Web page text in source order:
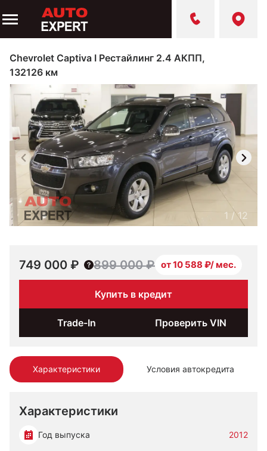
Chevrolet Captiva I Рестайлинг 2.4 АКПП,
132126 км
Характеристики Условия автокредита
Характеристики
Год выпуска 2012
1 / 12
749 000 ₽ 899 000 ₽ от 10 588 ₽/ мес.
Купить в кредит
Trade-In Проверить VIN